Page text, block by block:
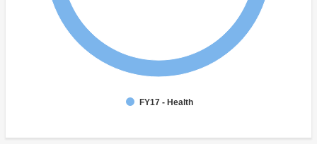
FY17 - Health